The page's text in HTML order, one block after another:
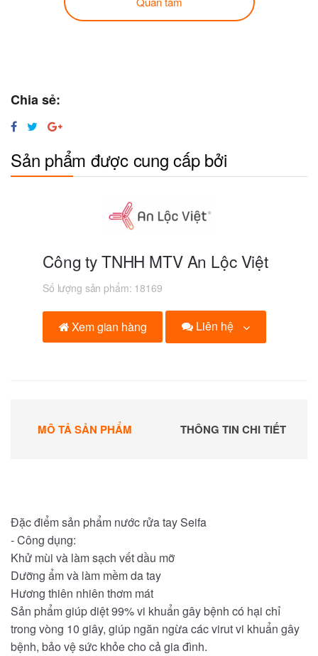
Chia sẻ:
Sản phẩm được cung cấp bởi
Công ty TNHH MTV An Lộc Việt
Số lượng sản phẩm: 18169
Xem gian hàng Liên hệ
MÔ TẢ SẢN PHẨM THÔNG TIN CHI TIẾT
Đặc điểm sản phẩm nước rửa tay Seifa
- Công dụng:
Khử mùi và làm sạch vết dầu mỡ
Dưỡng ẩm và làm mềm da tay
Hương thiên nhiên thơm mát
Sản phẩm giúp diệt 99% vi khuẩn gây bệnh có hại chỉ
trong vòng 10 giây, giúp ngăn ngừa các virut vi khuẩn gây
bệnh, bảo vệ sức khỏe cho cả gia đình.